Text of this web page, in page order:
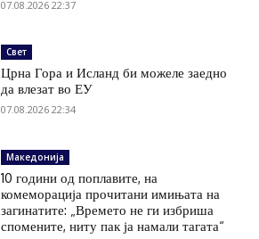
07.08.2026 22:37
Свет
Црна Гора и Исланд би можеле заедно
да влезат во ЕУ
07.08.2026 22:34
Македонија
10 години од поплавите, на
комеморација прочитани имињата на
загинатите: „Времето не ги избриша
спомените, ниту пак ја намали тагата“